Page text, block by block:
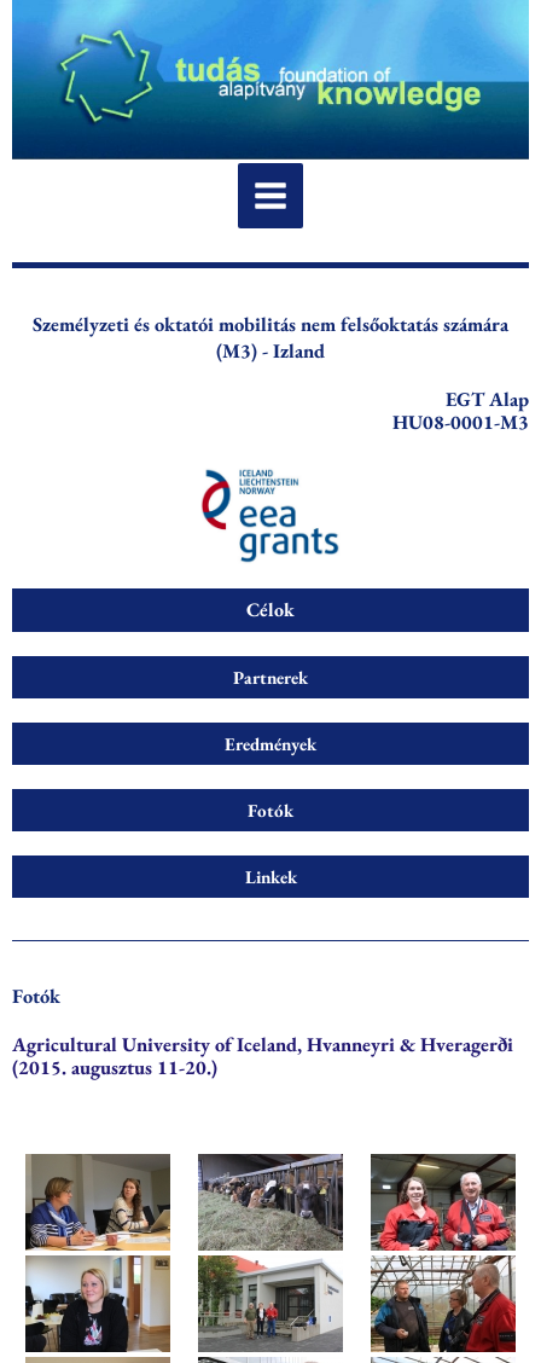
content
Személyzeti és oktatói mobilitás nem felsőoktatás számára
(M3) - Izland
EGT Alap
HU08-0001-M3
Célok
Partnerek
Eredmények
Fotók
Linkek
Fotók
Agricultural University of Iceland, Hvanneyri & Hveragerði
(2015. augusztus 11-20.)